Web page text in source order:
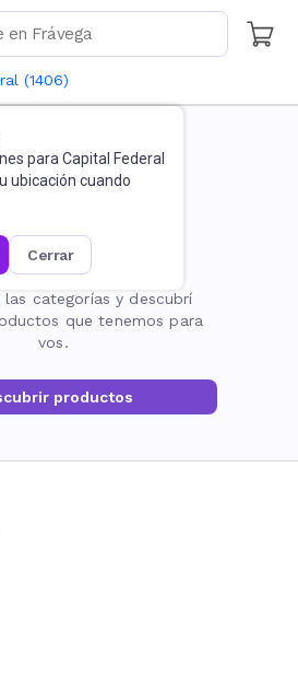
(1406)
para Capital Federal
ubicación cuando
cerrar
no existe
las categorías y descubrí
que tenemos para
vos.
productos